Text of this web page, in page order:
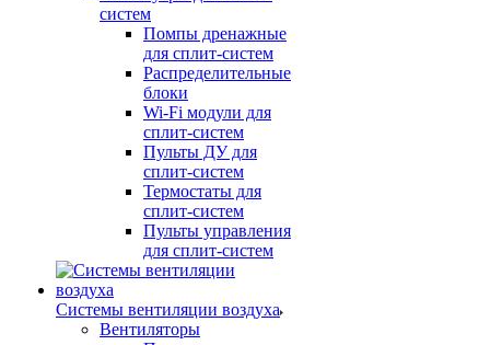
систем
Помпы дренажные
для сплит-систем
Распределительные
блоки
Wi-Fi модули для
сплит-систем
Пульты ДУ для
сплит-систем
Термостаты для
сплит-систем
Пульты управления
для сплит-систем
Системы вентиляции воздуха
Вентиляторы